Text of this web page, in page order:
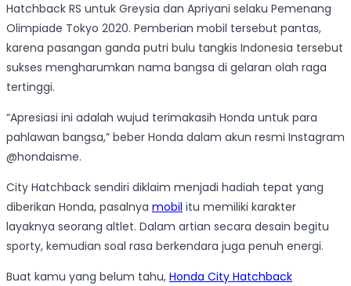
Hatchback RS untuk Greysia dan Apriyani selaku Pemenang
Olimpiade Tokyo 2020. Pemberian mobil tersebut pantas,
karena pasangan ganda putri bulu tangkis Indonesia tersebut
sukses mengharumkan nama bangsa di gelaran olah raga
tertinggi.
“Apresiasi ini adalah wujud terimakasih Honda untuk para
pahlawan bangsa,” beber Honda dalam akun resmi Instagram
@hondaisme.
City Hatchback sendiri diklaim menjadi hadiah tepat yang
diberikan Honda, pasalnya mobil itu memiliki karakter
layaknya seorang altlet. Dalam artian secara desain begitu
sporty, kemudian soal rasa berkendara juga penuh energi.
Buat kamu yang belum tahu, Honda City Hatchback